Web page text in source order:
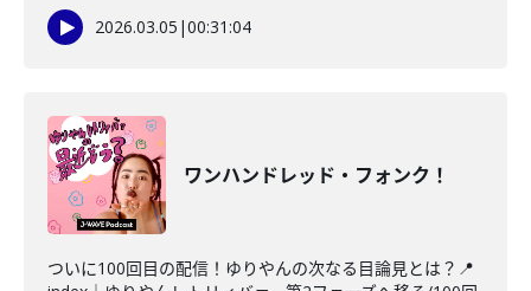
2026.03.05 |00:31:04
ワンハンドレッド・フォンク！
ついに100回目の配信！ゆりやんの次なる目論見とは？📍